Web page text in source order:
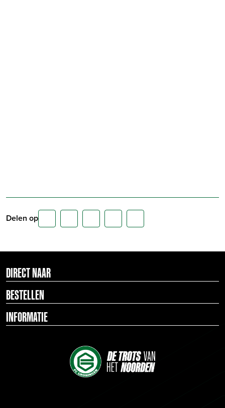
Delen op
DIRECT NAAR
BESTELLEN
INFORMATIE